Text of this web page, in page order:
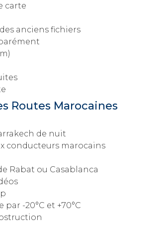
carte
anciens fichiers
Routes Marocaines
de nuit
conducteurs marocains
Rabat ou Casablanca
-20°C et +70°C